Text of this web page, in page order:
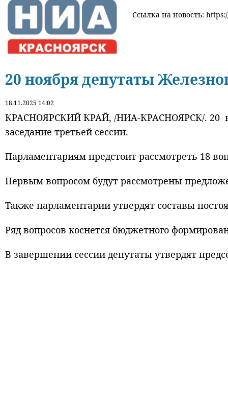
Ссылка на новость:
20 ноября депутаты
18.11.2025 14:02
КРАСНОЯРСКИЙ КРАЙ, /НИА-КРАСНОЯРСК/. 20
заседание третьей сессии.
Парламентариям предстоит рассмотреть 18
Первым вопросом будут рассмотрены
Также парламентарии утвердят составы
Ряд вопросов коснется бюджетного
В завершении сессии депутаты утвердят